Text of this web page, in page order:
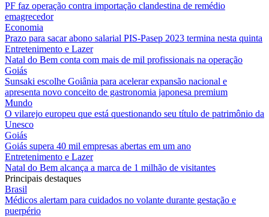
PF faz operação contra importação clandestina de remédio
emagrecedor
Economia
Prazo para sacar abono salarial PIS-Pasep 2023 termina nesta quinta
Entretenimento e Lazer
Natal do Bem conta com mais de mil profissionais na operação
Goiás
Sunsaki escolhe Goiânia para acelerar expansão nacional e
apresenta novo conceito de gastronomia japonesa premium
Mundo
O vilarejo europeu que está questionando seu título de patrimônio da
Unesco
Goiás
Goiás supera 40 mil empresas abertas em um ano
Entretenimento e Lazer
Natal do Bem alcança a marca de 1 milhão de visitantes
Principais destaques
Brasil
Médicos alertam para cuidados no volante durante gestação e
puerpério